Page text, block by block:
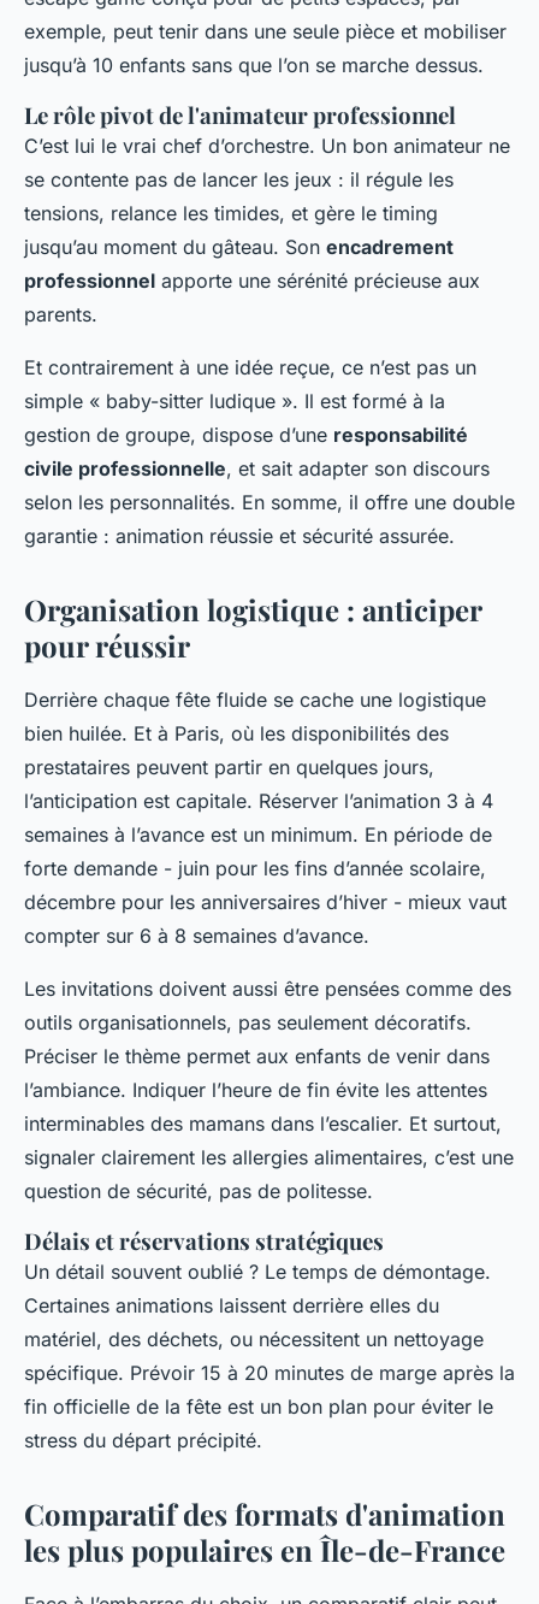
exemple, peut tenir dans une seule pièce et mobiliser
jusqu’à 10 enfants sans que l’on se marche dessus.
Le rôle pivot de l'animateur professionnel
C’est lui le vrai chef d’orchestre. Un bon animateur ne
se contente pas de lancer les jeux : il régule les
tensions, relance les timides, et gère le timing
jusqu’au moment du gâteau. Son encadrement
professionnel apporte une sérénité précieuse aux
parents.
Et contrairement à une idée reçue, ce n’est pas un
simple « baby-sitter ludique ». Il est formé à la
gestion de groupe, dispose d’une responsabilité
civile professionnelle, et sait adapter son discours
selon les personnalités. En somme, il offre une double
garantie : animation réussie et sécurité assurée.
Organisation logistique : anticiper
pour réussir
Derrière chaque fête fluide se cache une logistique
bien huilée. Et à Paris, où les disponibilités des
prestataires peuvent partir en quelques jours,
l’anticipation est capitale. Réserver l’animation 3 à 4
semaines à l’avance est un minimum. En période de
forte demande - juin pour les fins d’année scolaire,
décembre pour les anniversaires d’hiver - mieux vaut
compter sur 6 à 8 semaines d’avance.
Les invitations doivent aussi être pensées comme des
outils organisationnels, pas seulement décoratifs.
Préciser le thème permet aux enfants de venir dans
l’ambiance. Indiquer l’heure de fin évite les attentes
interminables des mamans dans l’escalier. Et surtout,
signaler clairement les allergies alimentaires, c’est une
question de sécurité, pas de politesse.
Délais et réservations stratégiques
Un détail souvent oublié ? Le temps de démontage.
Certaines animations laissent derrière elles du
matériel, des déchets, ou nécessitent un nettoyage
spécifique. Prévoir 15 à 20 minutes de marge après la
fin officielle de la fête est un bon plan pour éviter le
stress du départ précipité.
Comparatif des formats d'animation
les plus populaires en Île-de-France